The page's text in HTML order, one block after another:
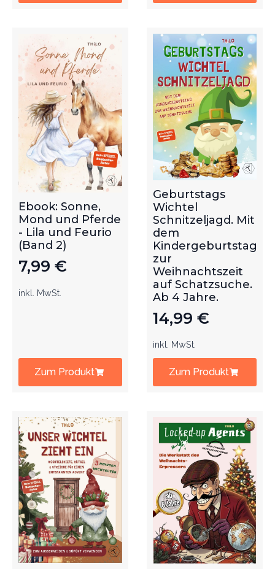
Ebook: Sonne,
Mond und Pferde
- Lila und Feurio
(Band 2)
7,99 €
inkl. MwSt.
Zum Produkt
Geburtstags
Wichtel
Schnitzeljagd. Mit
dem
Kindergeburtstag
zur
Weihnachtszeit
auf Schatzsuche.
Ab 4 Jahre.
14,99 €
inkl. MwSt.
Zum Produkt